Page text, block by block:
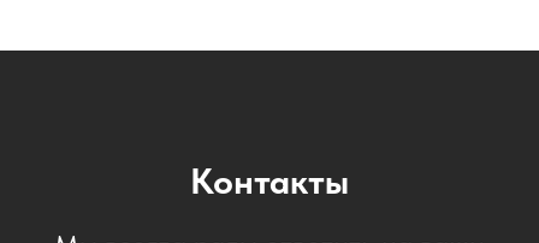
Контакты